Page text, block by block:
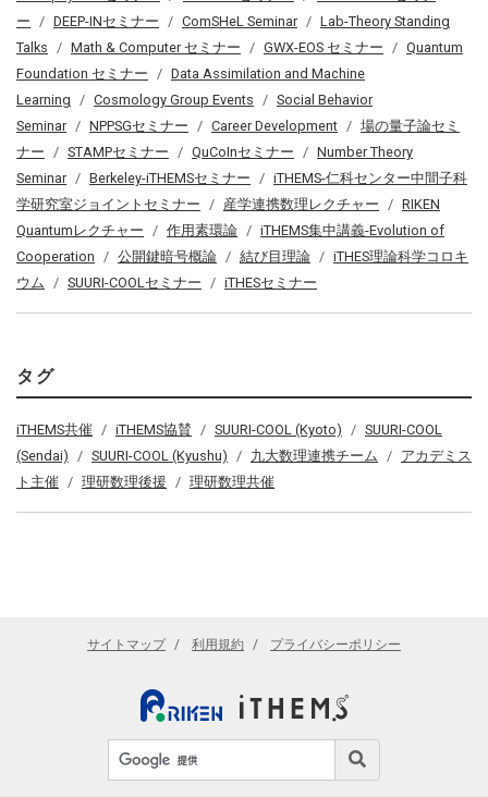
ー
DEEP-INセミナー ComSHeL Seminar
Lab-Theory Standing
Talks
Math & Computer セミナー GWX-EOS セミナー
Quantum
Foundation セミナー
Data Assimilation and Machine
Learning
Cosmology Group Events
Social Behavior
Seminar
NPPSGセミナー Career Development
場の量子論セミ
ナー
STAMPセミナー QuCoInセミナー
Number Theory
Seminar
Berkeley-iTHEMSセミナー
iTHEMS-仁科センター中間子科
学研究室ジョイントセミナー
産学連携数理レクチャー
RIKEN
Quantumレクチャー
作用素環論
iTHEMS集中講義-Evolution of
Cooperation
公開鍵暗号概論 結び目理論
iTHES理論科学コロキ
ウム
SUURI-COOLセミナー iTHESセミナー
タグ
iTHEMS共催 iTHEMS協賛 SUURI-COOL (Kyoto)
SUURI-COOL
(Sendai)
SUURI-COOL (Kyushu) 九大数理連携チーム
アカデミス
ト主催
理研数理後援 理研数理共催
サイトマップ 利用規約 プライバシーポリシー